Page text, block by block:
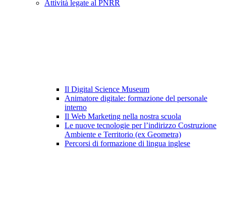
Attività legate al PNRR
Il Digital Science Museum
Animatore digitale: formazione del personale
interno
Il Web Marketing nella nostra scuola
Le nuove tecnologie per l’indirizzo Costruzione
Ambiente e Territorio (ex Geometra)
Percorsi di formazione di lingua inglese